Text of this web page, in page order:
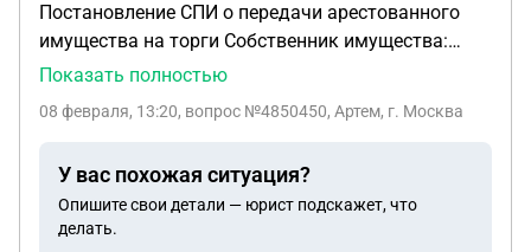
Постановление СПИ о передачи арестованного
имущества на торги Собственник имущества:
Якубов А.Ю Здравствуйте хочу купить авто
ysclid=mldhc0q3yw637194700 Основание
Росимущества в Краснодарском крае и
Республике Адыгея. Постановление СПИ о
передачи арестованного имущества на торги
Показать полностью
08 февраля, 13:20, вопрос №4850450, Артем, г. Москва
У вас похожая ситуация?
Опишите свои детали — юрист подскажет, что
делать.